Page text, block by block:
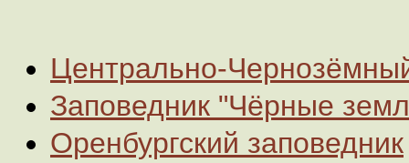
Центрально-
Заповедник "Чёрные
Оренбургский заповедник